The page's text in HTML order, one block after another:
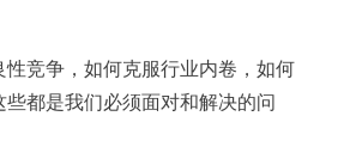
性竞争，如何克服行业内卷，如何
都是我们必须面对和解决的问